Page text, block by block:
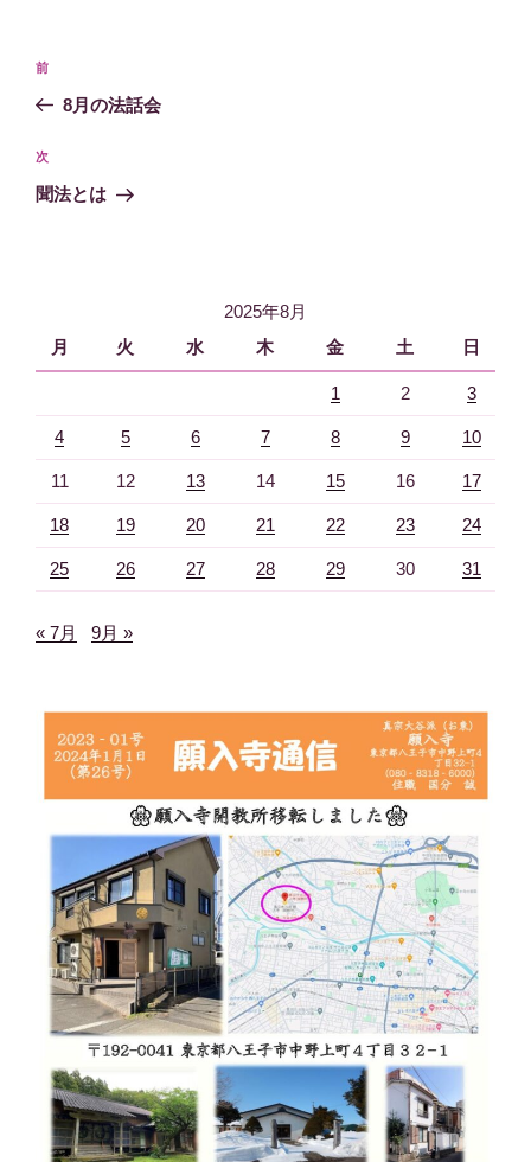
投
ビ
ゲ
過
去
投
稿
前
8月の法話会
次
の
次
聞法とは
2025年8月
月
火 水 木 金 土 日
1 2 3
4 5 6 7 8 9 10
11 12 13 14 15 16 17
18 19 20 21 22 23 24
25 26 27 28 29 30 31
« 7月 9月 »